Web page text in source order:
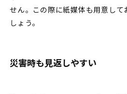
せん。この際に紙媒体も用意して
しょう。
災害時も見返しやすい